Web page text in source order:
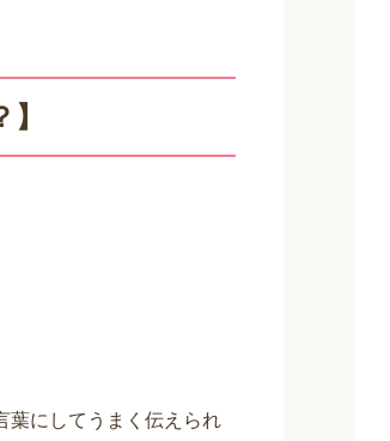
葉にしてうまく伝えられ